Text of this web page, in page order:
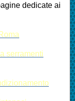
dedicate ai
serramenti